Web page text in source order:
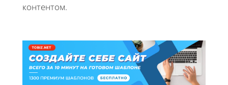
контентом.